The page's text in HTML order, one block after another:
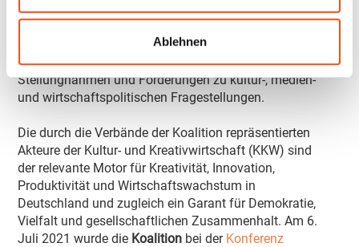
Ablehnen
Schlüsselbranche für gesellschaftlichen und
ökonomischen Wandel. Als agile Impulsgeberin für
Politik und Regierung auf Bundes-, Länder- und EU-
Ebene entwickelt sie übergeordnete Positionen,
Stellungnahmen und Forderungen zu kultur-, medien-
und wirtschaftspolitischen Fragestellungen.
Die durch die Verbände der Koalition repräsentierten
Akteure der Kultur- und Kreativwirtschaft (KKW) sind
der relevante Motor für Kreativität, Innovation,
Produktivität und Wirtschaftswachstum in
Deutschland und zugleich ein Garant für Demokratie,
Vielfalt und gesellschaftlichen Zusammenhalt. Am 6.
Juli 2021 wurde die Koalition bei der Konferenz